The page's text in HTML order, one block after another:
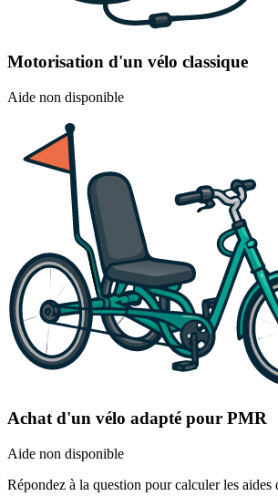
Motorisation d'un vélo classique
Aide non disponible
Achat d'un vélo adapté pour PMR
Aide non disponible
Répondez à la question pour calculer les aides